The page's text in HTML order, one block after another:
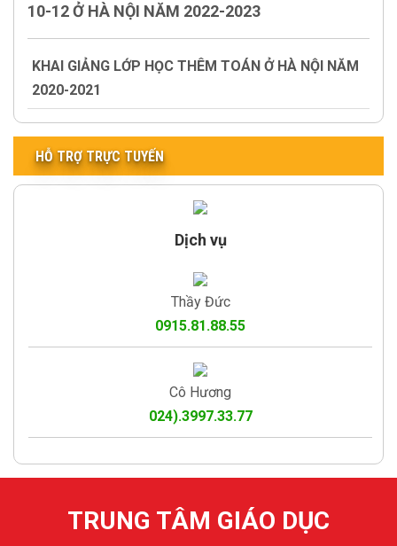
10-12 Ở HÀ NỘI NĂM 2022-2023
KHAI GIẢNG LỚP HỌC THÊM TOÁN Ở HÀ NỘI NĂM
2020-2021
HỖ TRỢ TRỰC TUYẾN
Dịch vụ
Thầy Đức
0915.81.88.55
Cô Hương
024).3997.33.77
TRUNG TÂM GIÁO DỤC